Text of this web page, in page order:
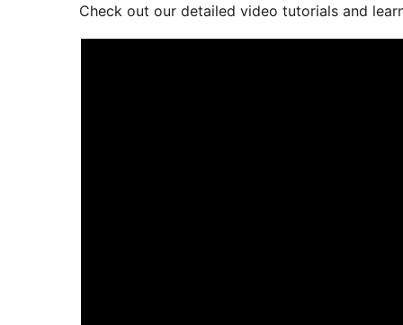
Check out our detailed video tutorials and